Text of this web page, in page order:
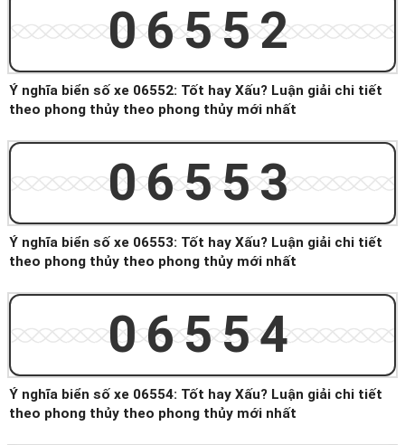
06552
Ý nghĩa biển số xe 06552: Tốt hay Xấu? Luận giải chi tiết
theo phong thủy theo phong thủy mới nhất
06553
Ý nghĩa biển số xe 06553: Tốt hay Xấu? Luận giải chi tiết
theo phong thủy theo phong thủy mới nhất
06554
Ý nghĩa biển số xe 06554: Tốt hay Xấu? Luận giải chi tiết
theo phong thủy theo phong thủy mới nhất